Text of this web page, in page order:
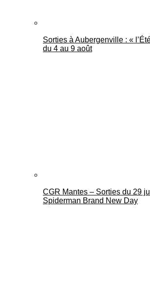
Sorties à Aubergenville : «
du 4 au 9 août
CGR Mantes – Sorties du 29
Spiderman Brand New Day